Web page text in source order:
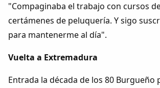
"Compaginaba el trabajo con cursos
certámenes de peluquería. Y sigo
para mantenerme al día".
Vuelta a Extremadura
Entrada la década de los 80 Burgueño